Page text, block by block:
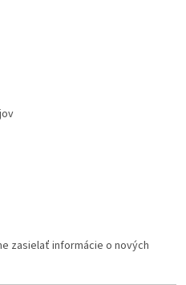
zasielať informácie o nových